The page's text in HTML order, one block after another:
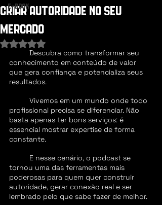
E-BOOK
CRIAR AUTORIDADE NO SEU
MERCADO
Avaliado com NaN de 5 estrelas.
conhecimento em conteúdo de valor
que gera confiança e potencializa seus
resultados.
profissional precisa se diferenciar. Não
basta apenas ter bons serviços: é
essencial mostrar expertise de forma
constante.
tornou uma das ferramentas mais
poderosas para quem quer construir
autoridade, gerar conexão real e ser
lembrado pelo que sabe fazer de melhor.